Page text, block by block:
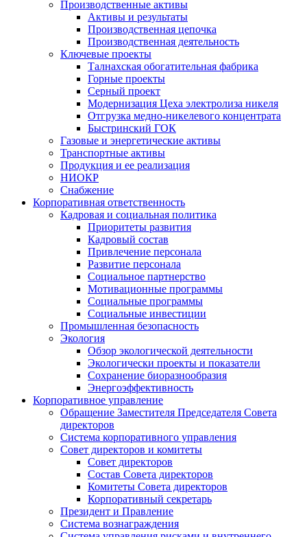
Производственные активы
Активы и результаты
Производственная цепочка
Производственная деятельность
Ключевые проекты
Талнахская обогатительная фабрика
Горные проекты
Серный проект
Модернизация Цеха электролиза никеля
Отгрузка медно-никелевого концентрата
Быстринский ГОК
Газовые и энергетические активы
Транспортные активы
Продукция и ее реализация
НИОКР
Снабжение
Корпоративная ответственность
Кадровая и социальная политика
Приоритеты развития
Кадровый состав
Привлечение персонала
Развитие персонала
Социальное партнерство
Мотивационные программы
Социальные программы
Социальные инвестиции
Промышленная безопасность
Экология
Обзор экологической деятельности
Экологически проекты и показатели
Сохранение биоразнообразия
Энергоэффективность
Корпоративное управление
Обращение Заместителя Председателя Совета
директоров
Система корпоративного управления
Совет директоров и комитеты
Совет директоров
Состав Совета директоров
Комитеты Совета директоров
Корпоративный секретарь
Президент и Правление
Система вознаграждения